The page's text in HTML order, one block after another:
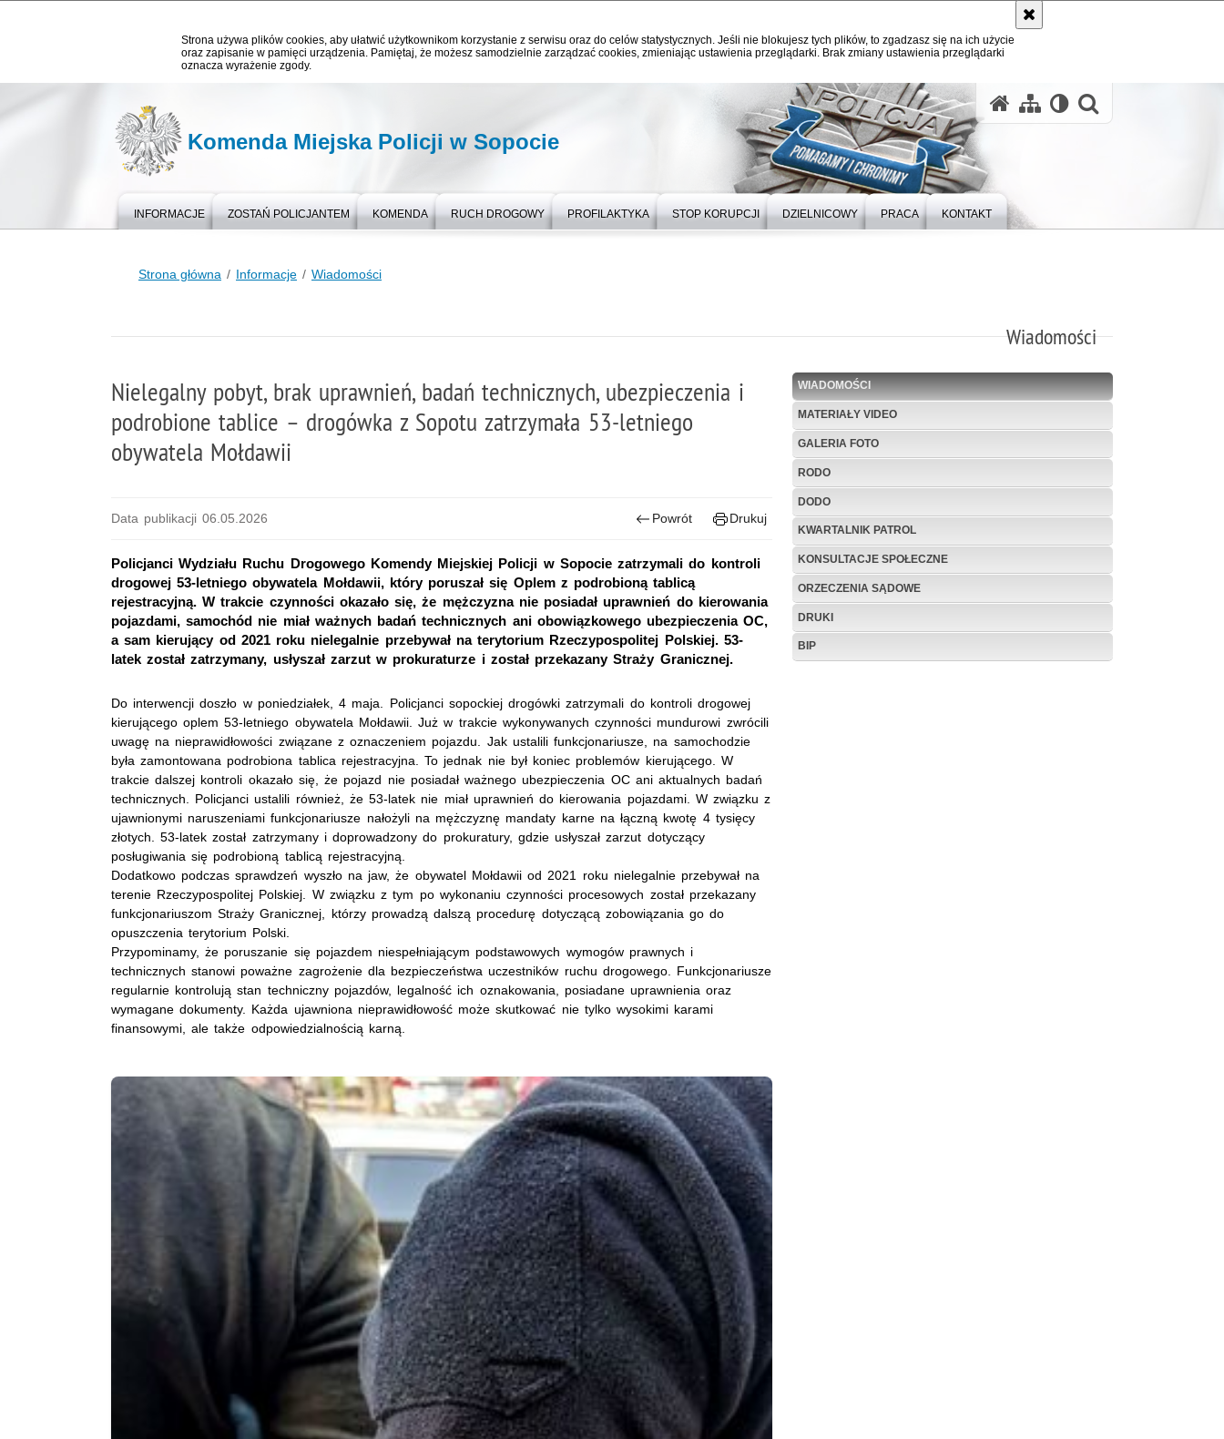
Strona używa plików cookies, aby ułatwić użytkownikom korzystanie z serwisu oraz do celów statystycznych. Jeśli nie blokujesz tych plików, to zgadzasz się na ich użycie
oraz zapisanie w pamięci urządzenia. Pamiętaj, że możesz samodzielnie zarządzać cookies, zmieniając ustawienia przeglądarki. Brak zmiany ustawienia przeglądarki
oznacza wyrażenie zgody.
Komenda Miejska Policji w Sopocie
INFORMACJE ZOSTAŃ POLICJANTEM KOMENDA RUCH DROGOWY PROFILAKTYKA STOP KORUPCJI DZIELNICOWY PRACA KONTAKT
Strona główna Informacje Wiadomości
Wiadomości
WIADOMOŚCI
MATERIAŁY VIDEO
GALERIA FOTO
RODO
DODO
KWARTALNIK PATROL
KONSULTACJE SPOŁECZNE
ORZECZENIA SĄDOWE
DRUKI
BIP
Nielegalny pobyt, brak uprawnień, badań technicznych, ubezpieczenia i
podrobione tablice – drogówka z Sopotu zatrzymała 53-letniego
obywatela Mołdawii
Data publikacji 06.05.2026 Powrót Drukuj
Policjanci Wydziału Ruchu Drogowego Komendy Miejskiej Policji w Sopocie zatrzymali do kontroli
drogowej 53-letniego obywatela Mołdawii, który poruszał się Oplem z podrobioną tablicą
rejestracyjną. W trakcie czynności okazało się, że mężczyzna nie posiadał uprawnień do kierowania
pojazdami, samochód nie miał ważnych badań technicznych ani obowiązkowego ubezpieczenia OC,
a sam kierujący od 2021 roku nielegalnie przebywał na terytorium Rzeczypospolitej Polskiej. 53-
latek został zatrzymany, usłyszał zarzut w prokuraturze i został przekazany Straży Granicznej.
Do interwencji doszło w poniedziałek, 4 maja. Policjanci sopockiej drogówki zatrzymali do kontroli drogowej
kierującego oplem 53-letniego obywatela Mołdawii. Już w trakcie wykonywanych czynności mundurowi zwrócili
uwagę na nieprawidłowości związane z oznaczeniem pojazdu. Jak ustalili funkcjonariusze, na samochodzie
była zamontowana podrobiona tablica rejestracyjna. To jednak nie był koniec problemów kierującego. W
trakcie dalszej kontroli okazało się, że pojazd nie posiadał ważnego ubezpieczenia OC ani aktualnych badań
technicznych. Policjanci ustalili również, że 53-latek nie miał uprawnień do kierowania pojazdami. W związku z
ujawnionymi naruszeniami funkcjonariusze nałożyli na mężczyznę mandaty karne na łączną kwotę 4 tysięcy
złotych. 53-latek został zatrzymany i doprowadzony do prokuratury, gdzie usłyszał zarzut dotyczący
posługiwania się podrobioną tablicą rejestracyjną.
Dodatkowo podczas sprawdzeń wyszło na jaw, że obywatel Mołdawii od 2021 roku nielegalnie przebywał na
terenie Rzeczypospolitej Polskiej. W związku z tym po wykonaniu czynności procesowych został przekazany
funkcjonariuszom Straży Granicznej, którzy prowadzą dalszą procedurę dotyczącą zobowiązania go do
opuszczenia terytorium Polski.
Przypominamy, że poruszanie się pojazdem niespełniającym podstawowych wymogów prawnych i
technicznych stanowi poważne zagrożenie dla bezpieczeństwa uczestników ruchu drogowego. Funkcjonariusze
regularnie kontrolują stan techniczny pojazdów, legalność ich oznakowania, posiadane uprawnienia oraz
wymagane dokumenty. Każda ujawniona nieprawidłowość może skutkować nie tylko wysokimi karami
finansowymi, ale także odpowiedzialnością karną.